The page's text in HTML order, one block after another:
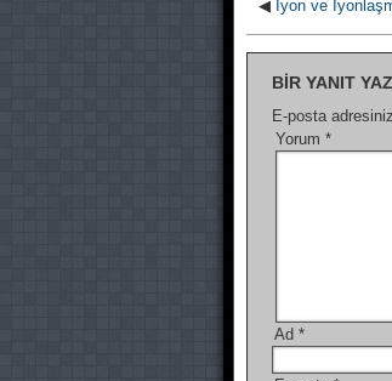
◀ İyon ve
BIR YANIT
E-posta
Yorum *
Ad *